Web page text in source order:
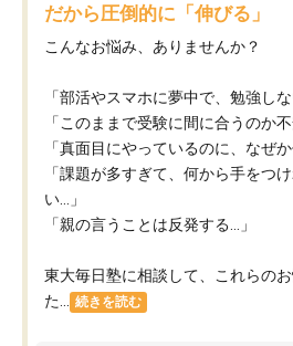
だから圧倒的に「伸びる」
こんなお悩み、ありませんか？
「部活やスマホに夢中で、勉強しな
「このままで受験に間に合うのか不
「真面目にやっているのに、なぜ
「課題が多すぎて、何から手をつ
い…」
「親の言うことは反発する…」
東大毎日塾に相談して、これらの
た...
続きを読む